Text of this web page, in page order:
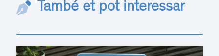
També et pot interessar